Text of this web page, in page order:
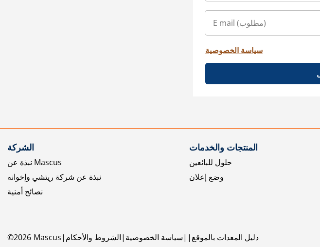
سياسة الخصوصية
الشركة
نبذة عن Mascus
نبذة عن شركة ريتشي وإخوانه
نصائح أمنية
المنتجات والخدمات
حلول للبائعين
وضع إعلان
©2026 Mascus الشروط والأحكام سياسة الخصوصية دليل المعدات بالموقع